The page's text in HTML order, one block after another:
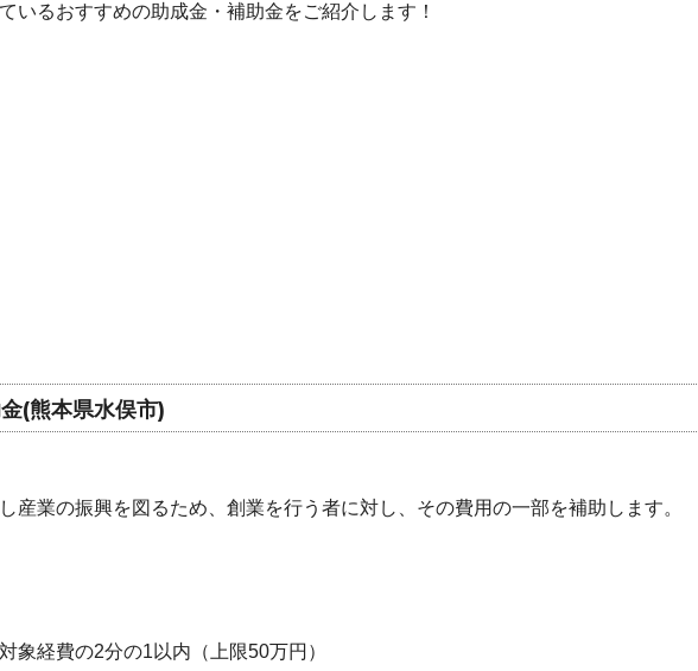
いるおすすめの助成金・補助金をご紹介します！
(熊本県水俣市)
産業の振興を図るため、創業を行う者に対し、その費用の一部を補助します。
象経費の2分の1以内（上限50万円）